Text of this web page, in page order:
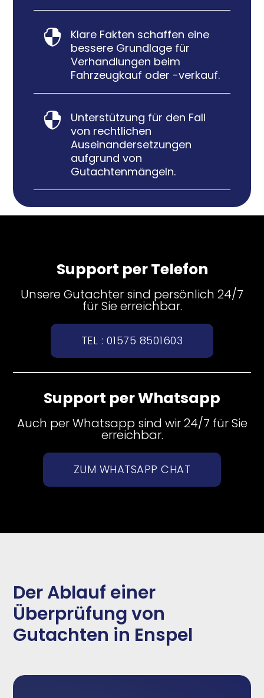

Klare Fakten schaffen eine
bessere Grundlage für
Verhandlungen beim
Fahrzeugkauf oder -verkauf.

Unterstützung für den Fall
von rechtlichen
Auseinandersetzungen
aufgrund von
Gutachtenmängeln.
Support per Telefon
Unsere Gutachter sind persönlich 24/7
für Sie erreichbar.
TEL : 01575 8501603
Support per Whatsapp
Auch per Whatsapp sind wir 24/7 für Sie
erreichbar.
ZUM WHATSAPP CHAT
Der Ablauf einer
Überprüfung von
Gutachten in Enspel